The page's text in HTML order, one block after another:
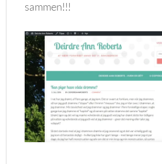
sammen!!!